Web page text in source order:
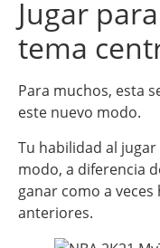
Jugar
tema
Para muchos, esta
este nuevo modo.
Tu habilidad al
modo, a diferencia
ganar como a
anteriores.